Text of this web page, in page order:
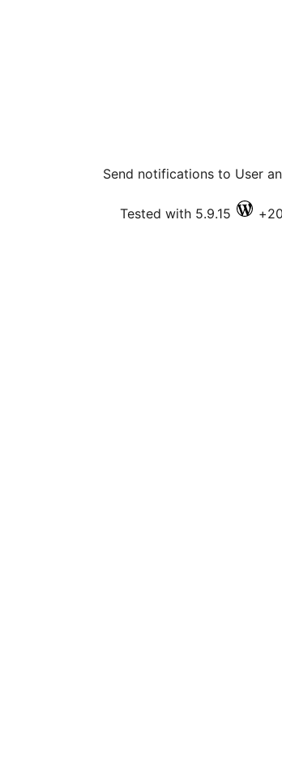
Send notifications to User
Tested with 5.9.15